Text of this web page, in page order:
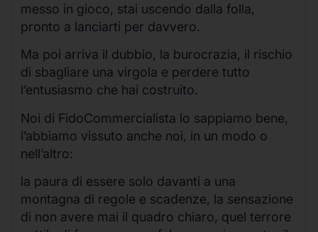
messo in gioco, stai uscendo dalla folla,
pronto a lanciarti per davvero.
Ma poi arriva il dubbio, la burocrazia, il rischio
di sbagliare una virgola e perdere tutto
l’entusiasmo che hai costruito.
Noi di FidoCommercialista lo sappiamo bene,
l’abbiamo vissuto anche noi, in un modo o
nell’altro:
la paura di essere solo davanti a una
montagna di regole e scadenze, la sensazione
di non avere mai il quadro chiaro, quel terrore